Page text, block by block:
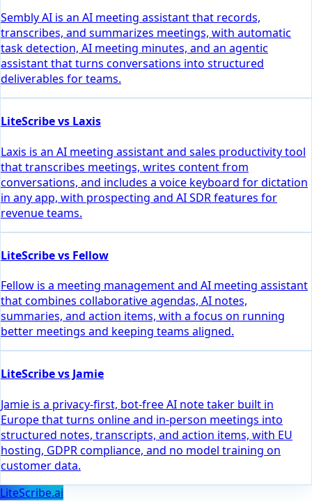
Sembly AI is an AI meeting assistant that records,
transcribes, and summarizes meetings, with automatic
task detection, AI meeting minutes, and an agentic
assistant that turns conversations into structured
deliverables for teams.
LiteScribe vs Laxis
Laxis is an AI meeting assistant and sales productivity tool
that transcribes meetings, writes content from
conversations, and includes a voice keyboard for dictation
in any app, with prospecting and AI SDR features for
revenue teams.
LiteScribe vs Fellow
Fellow is a meeting management and AI meeting assistant
that combines collaborative agendas, AI notes,
summaries, and action items, with a focus on running
better meetings and keeping teams aligned.
LiteScribe vs Jamie
Jamie is a privacy-first, bot-free AI note taker built in
Europe that turns online and in-person meetings into
structured notes, transcripts, and action items, with EU
hosting, GDPR compliance, and no model training on
customer data.
LiteScribe.ai